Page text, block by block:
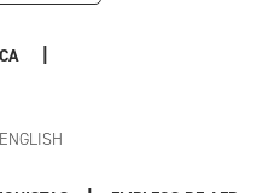
ENGLISH